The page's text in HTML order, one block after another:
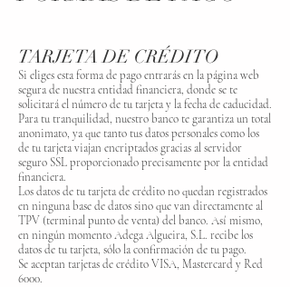
TARJETA DE CRÉDITO
Si eliges esta forma de pago entrarás en la página web
segura de nuestra entidad financiera, donde se te
solicitará el número de tu tarjeta y la fecha de caducidad.
Para tu tranquilidad, nuestro banco te garantiza un total
anonimato, ya que tanto tus datos personales como los
de tu tarjeta viajan encriptados gracias al servidor
seguro SSL proporcionado precisamente por la entidad
financiera.
Los datos de tu tarjeta de crédito no quedan registrados
en ninguna base de datos sino que van directamente al
TPV (terminal punto de venta) del banco. Así mismo,
en ningún momento Adega Algueira, S.L. recibe los
datos de tu tarjeta, sólo la confirmación de tu pago.
Se aceptan tarjetas de crédito VISA, Mastercard y Red
6000.